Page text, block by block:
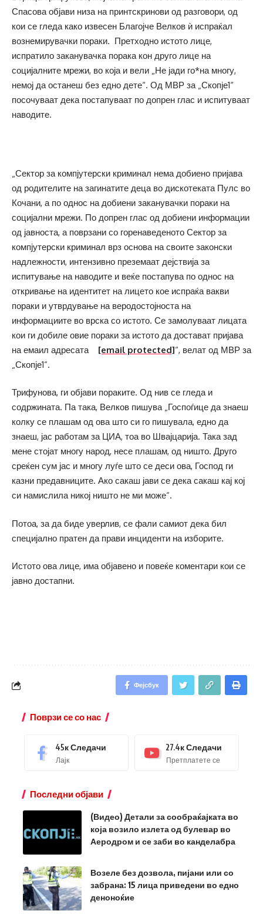
Спасова објави низа на принтскринови од разговори, од
кои се гледа како извесен Благојче Велков ѝ испраќал
вознемирувачки пораки. Претходно истото лице,
испратило заканувачка порака кон друго лице на
социјалните мрежи, во која и вели „Не јади го*на многу,
немој да останеш без едно дете“. Од МВР за „Скопје1“
посочуваат дека постапуваат по допрен глас и испитуваат
наводите.
„Сектор за компјутерски криминал нема добиено пријава
од родителите на загинатите деца во дискотеката Пулс во
Кочани, а по однос на добиени заканувачки пораки на
социјални мрежи. По допрен глас од добиени информации
од јавноста, а поврзани со горенаведеното Сектор за
компјутерски криминал врз основа на своите законски
надлежности, интензивно преземаат дејствија за
испитување на наводите и веќе постапува по однос на
откривање на идентитет на лицето кое испраќа вакви
пораки и утврдување на веродостојноста на
информациите во врска со истото. Се замолуваат лицата
кои ги добиле овие пораки за истото да достават пријава
на емаил адресата [email protected]“, велат од МВР за
„Скопје1“.
Трифунова, ги објави пораките. Од нив се гледа и
содржината. Па така, Велков пишува „Госпоѓице да знаеш
колку се плашам од ова што си го пишувала, едно да
знаеш, јас работам за ЦИА, тоа во Швајцарија. Така зад
мене стојат многу народ, несе плашам, од ништо. Друго
среќен сум јас и многу луѓе што се деси ова, Господ ги
казни предавниците. Ако сакаш јави се дека сакаш кај кој
си намислила никој ништо не ми може“.
Потоа, за да биде уверлив, се фали самиот дека бил
специјално пратен да прави инциденти на изборите.
Истото ова лице, има објавено и повеќе коментари кои се
јавно достапни.
Фејсбук
Поврзи се со нас
45кСледачи
Лајк
27.4кСледачи
Претплатете се
Последни објави
(Видео) Детали за сообраќајката во
која возило излета од булевар во
Аеродром и се заби во канделабра
Возеле без дозвола, пијани или со
забрана: 15 лица приведени во едно
деноноќие